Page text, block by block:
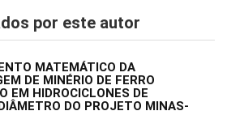
por este autor
MATEMÁTICO DA
DE MINÉRIO DE FERRO
EM HIDROCICLONES DE
DO PROJETO MINAS-